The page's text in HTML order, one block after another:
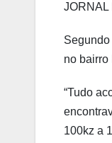
JORNAL
no bairro
“Tudo
100kz a